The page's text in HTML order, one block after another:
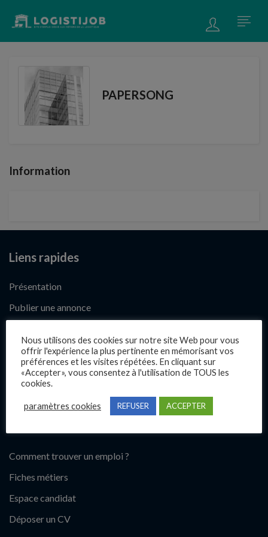
PAPERSONG
Information
Liens rapides
Présentation
Publier une annonce
Questions fréquentes
Blog
Comment trouver un emploi ?
Fiches métiers
Espace candidat
Déposer un CV
Nous utilisons des cookies sur notre site Web pour vous
offrir l'expérience la plus pertinente en mémorisant vos
préférences et les visites répétées. En cliquant sur
«Accepter», vous consentez à l'utilisation de TOUS les
cookies.
paramètres cookies REFUSER ACCEPTER